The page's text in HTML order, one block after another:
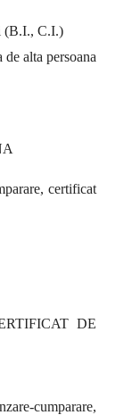
(B.I., C.I.)
alta persoana
certificat
DE
cumparare,